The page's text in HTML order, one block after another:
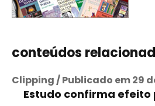
conteúdos
Clipping / Publicado em 29
Estudo confirma efeito